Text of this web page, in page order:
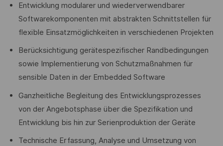
Entwicklung modularer und wiederverwendbarer
Softwarekomponenten mit abstrakten Schnittstellen für
flexible Einsatzmöglichkeiten in verschiedenen Projekten
Berücksichtigung gerätespezifischer Randbedingungen
sowie Implementierung von Schutzmaßnahmen für
sensible Daten in der Embedded Software
Ganzheitliche Begleitung des Entwicklungsprozesses
von der Angebotsphase über die Spezifikation und
Entwicklung bis hin zur Serienproduktion der Geräte
Technische Erfassung, Analyse und Umsetzung von